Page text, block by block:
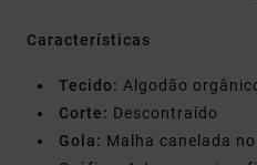
Características
Tecido: Algodão
Corte: Descontraído
Gola: Malha canelada